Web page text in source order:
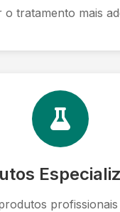
o tratamento mais